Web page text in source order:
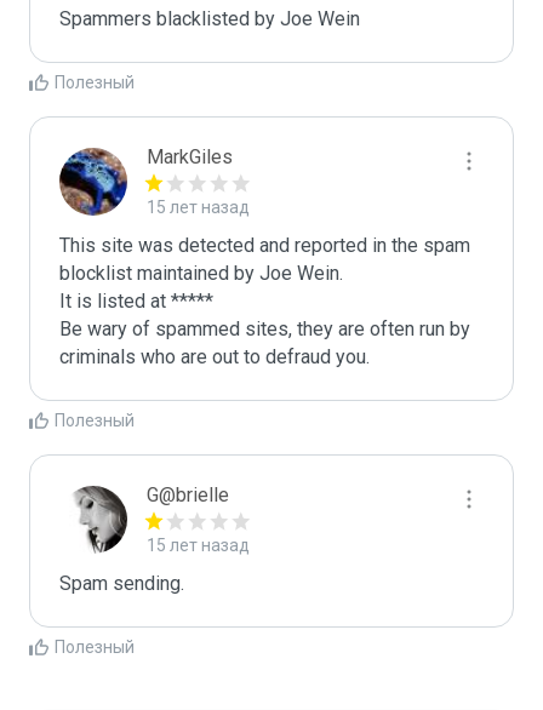
Spammers blacklisted by Joe Wein
Полезный
MarkGiles
15 лет назад
This site was detected and reported in the spam
blocklist maintained by Joe Wein.
It is listed at *****
Be wary of spammed sites, they are often run by
criminals who are out to defraud you.
Полезный
G@brielle
15 лет назад
Spam sending.
Полезный